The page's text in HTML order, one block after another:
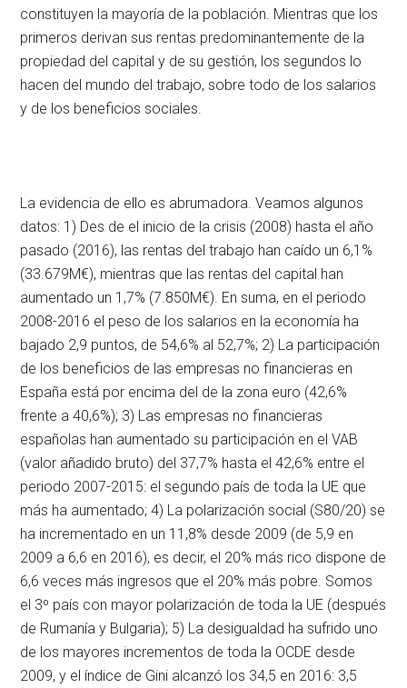
constituyen la mayoría de la población. Mientras que los
primeros derivan sus rentas predominantemente de la
propiedad del capital y de su gestión, los segundos lo
hacen del mundo del trabajo, sobre todo de los salarios
y de los beneficios sociales.
La evidencia de ello es abrumadora. Veamos algunos
datos: 1) Des de el inicio de la crisis (2008) hasta el año
pasado (2016), las rentas del trabajo han caído un 6,1%
(33.679M€), mientras que las rentas del capital han
aumentado un 1,7% (7.850M€). En suma, en el periodo
2008-2016 el peso de los salarios en la economía ha
bajado 2,9 puntos, de 54,6% al 52,7%; 2) La participación
de los beneficios de las empresas no financieras en
España está por encima del de la zona euro (42,6%
frente a 40,6%); 3) Las empresas no financieras
españolas han aumentado su participación en el VAB
(valor añadido bruto) del 37,7% hasta el 42,6% entre el
periodo 2007-2015: el segundo país de toda la UE que
más ha aumentado; 4) La polarización social (S80/20) se
ha incrementado en un 11,8% desde 2009 (de 5,9 en
2009 a 6,6 en 2016), es decir, el 20% más rico dispone de
6,6 veces más ingresos que el 20% más pobre. Somos
el 3º país con mayor polarización de toda la UE (después
de Rumanía y Bulgaria); 5) La desigualdad ha sufrido uno
de los mayores incrementos de toda la OCDE desde
2009, y el índice de Gini alcanzó los 34,5 en 2016: 3,5